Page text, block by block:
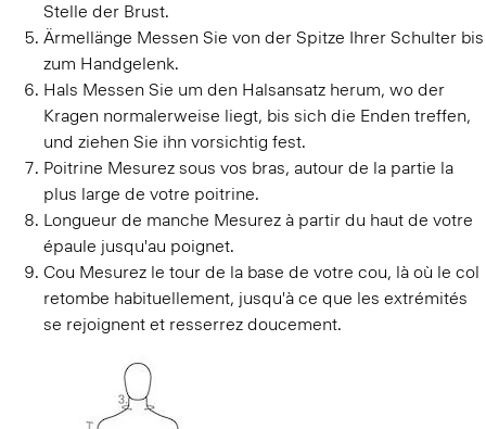
Stelle der Brust.
Ärmellänge Messen Sie von der Spitze Ihrer Schulter bis
zum Handgelenk.
Hals Messen Sie um den Halsansatz herum, wo der
Kragen normalerweise liegt, bis sich die Enden treffen,
und ziehen Sie ihn vorsichtig fest.
Poitrine Mesurez sous vos bras, autour de la partie la
plus large de votre poitrine.
Longueur de manche Mesurez à partir du haut de votre
épaule jusqu'au poignet.
Cou Mesurez le tour de la base de votre cou, là où le col
retombe habituellement, jusqu'à ce que les extrémités
se rejoignent et resserrez doucement.